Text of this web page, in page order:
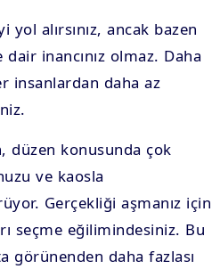
alırsınız, ancak bazen
inancınız olmaz. Daha
insanlardan daha az
düzen konusunda çok
ve kaosla
Gerçekliği aşmanız için
seçme eğilimindesiniz. Bu
görünenden daha fazlası